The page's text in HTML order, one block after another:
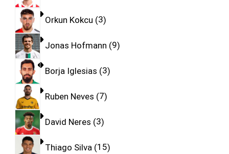
Orkun Kokcu 3
Jonas Hofmann 9
Borja Iglesias 3
Ruben Neves 7
David Neres 3
Thiago Silva 15